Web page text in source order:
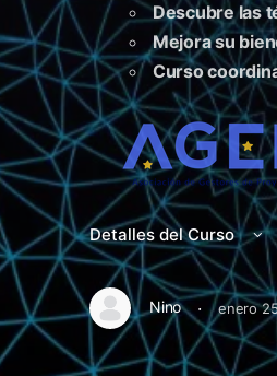
Descubre las
Mejora su
Curso
Detalles del Curso
Nino · enero